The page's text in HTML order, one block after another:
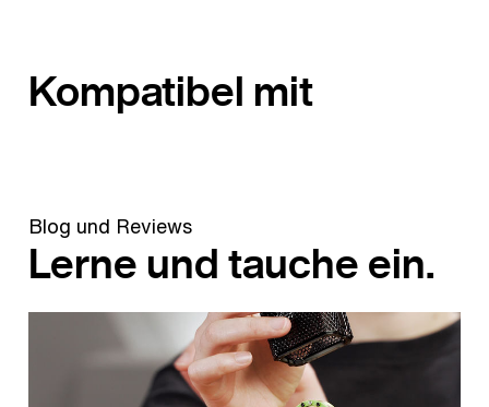
Kompatibel mit
Blog und Reviews
Lerne und tauche ein.